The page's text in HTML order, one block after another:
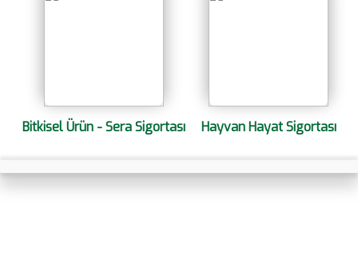
Bitkisel Ürün - Sera Sigortası Hayvan Hayat Sigortası